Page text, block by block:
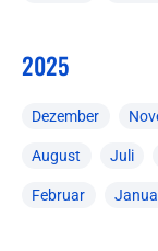
2025
Dezember
August Juli
Februar